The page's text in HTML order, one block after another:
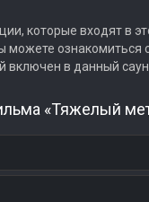
которые входят в
можете ознакомиться
включен в данный
«Тяжелый